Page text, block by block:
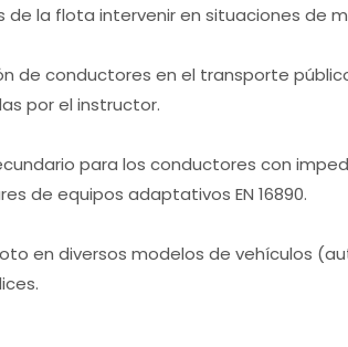
de la flota intervenir en situaciones de
de conductores en el transporte
por el instructor.
para los conductores con
de equipos adaptativos EN 16890.
en diversos modelos de vehículos